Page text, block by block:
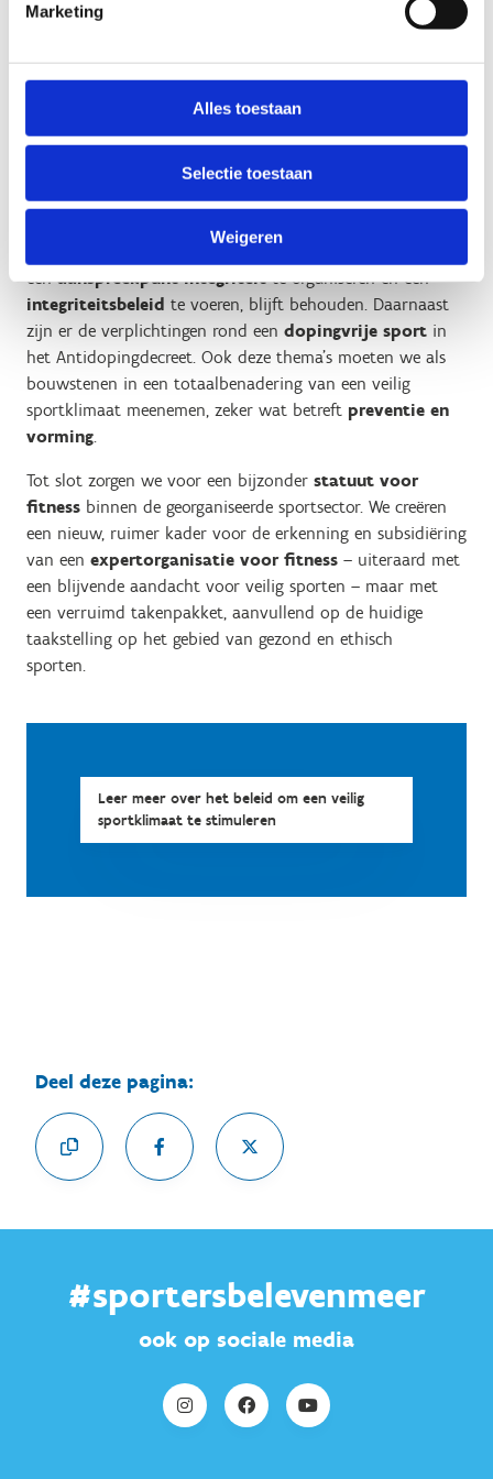
Marketing
Alles toestaan
Selectie toestaan
Weigeren
Deze organisatie zal sportorganisaties ondersteunen in de
sensibiliseren en informeren. Eenoverkoepelend
voor de sportsector, dat we ook structureel
grensoverschrijdend gedrag en doping afhandelen.
De bestaande verplichtingen voor erkende sportfederaties
en organisaties voor de sportieve vrijetijdsbesteding om
eenaanspreekpunt integriteit te organiseren en een
integriteitsbeleid te voeren, blijft behouden. Daarnaast
zijn er de verplichtingen rond een dopingvrije sport in
het Antidopingdecreet. Ook deze thema’s moeten we als
bouwstenen in een totaalbenadering van een veilig
sportklimaat meenemen, zeker wat betreft preventie en
vorming.
Tot slot zorgen we voor een bijzonder statuut voor
fitness binnen de georganiseerde sportsector. We creëren
een nieuw, ruimer kader voor de erkenning en subsidiëring
van een expertorganisatie voor fitness – uiteraard met
een blijvende aandacht voor veilig sporten – maar met
een verruimd takenpakket, aanvullend op de huidige
taakstelling op het gebied van gezond en ethisch
sporten.
Leer meer over het beleid om een veilig
sportklimaat te stimuleren
Deel deze pagina:
#sportersbelevenmeer
ook op sociale media